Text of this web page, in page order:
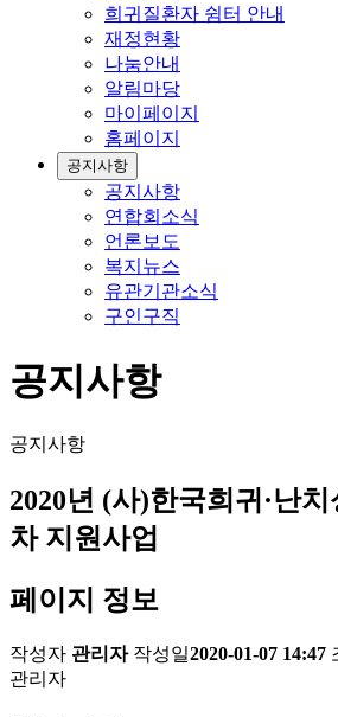
희귀질환자 쉼터 안내
재정현황
나눔안내
알림마당
마이페이지
홈페이지
공지사항
공지사항
연합회소식
언론보도
복지뉴스
유관기관소식
구인구직
공지사항
공지사항
2020년 (사)한국희귀·난
차 지원사업
페이지 정보
작성자 관리자 작성일2020-01-07 14:47
관리자